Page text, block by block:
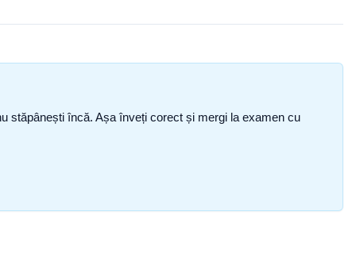
stăpânești încă. Așa înveți corect și mergi la examen cu